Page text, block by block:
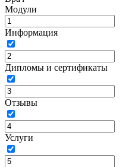
Модули
Информация
Дипломы и сертификаты
Отзывы
Услуги